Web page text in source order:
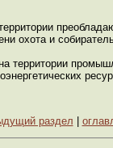
охота и
территории
раздел